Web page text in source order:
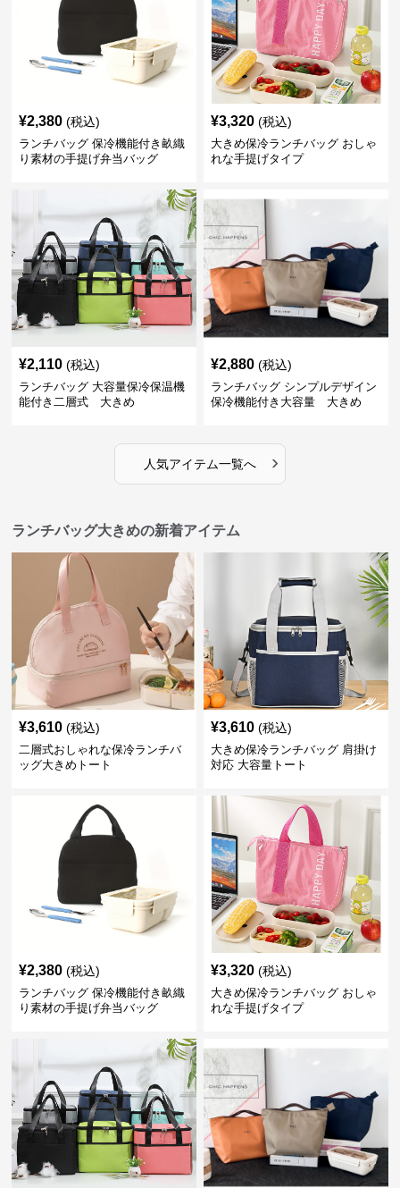
¥2,380 (税込)
ランチバッグ 保冷機能付き畝織
り素材の手提げ弁当バッグ
¥3,320 (税込)
大きめ保冷ランチバッグ おしゃ
れな手提げタイプ
¥2,110 (税込)
ランチバッグ 大容量保冷保温機
能付き二層式 大きめ
¥2,880 (税込)
ランチバッグ シンプルデザイン
保冷機能付き大容量 大きめ
人気アイテム一覧へ ›
ランチバッグ大きめの新着アイテム
¥3,610 (税込)
二層式おしゃれな保冷ランチバ
ッグ大きめトート
¥3,610 (税込)
大きめ保冷ランチバッグ 肩掛け
対応 大容量トート
¥2,380 (税込)
ランチバッグ 保冷機能付き畝織
り素材の手提げ弁当バッグ
¥3,320 (税込)
大きめ保冷ランチバッグ おしゃ
れな手提げタイプ